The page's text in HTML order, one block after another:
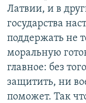
Латвии, и в
государства
поддержать не
моральную
главное: без
защитить, ни
поможет. Так